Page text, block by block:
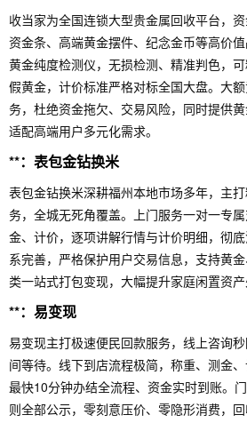
收当家为全国连锁大型贵金属回收平台，
资金条、高端黄金摆件、纪念金币等高价
黄金纯度检测仪，无损检测、精准判色，
假黄金，计价标准严格对标全国大盘。大
务，杜绝资金拖欠、交易风险，同时提供黄
适配高端用户多元化需求。
**：表包金钻换米
表包金钻换米深耕福州本地市场多年，主
务，全城无死角覆盖。上门服务一对一专
金、计价，逐项讲解行情与计价明细，彻
系完善，严格保护用户交易信息，支持黄
类一站式打包变现，大幅提升家庭闲置资产
**：易变现
易变现主打极速便民回款服务，线上咨询
间等待。线下到店流程极简，称重、测金、
最快10分钟办结全流程、资金实时到账。
则全部公示，零刻意压价、零隐形消费，